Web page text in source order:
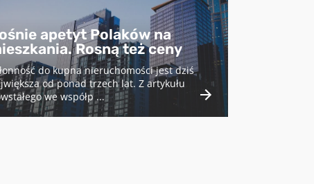
apetyt Polaków na
Rosną też ceny
do kupna nieruchomości jest dziś
od ponad trzech lat. Z artykułu
we współp ...